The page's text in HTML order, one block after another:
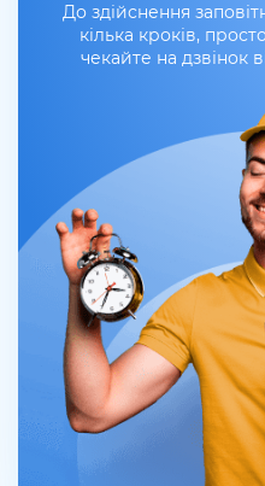
До здійснення
кілька кроків,
чекайте на дзвінок